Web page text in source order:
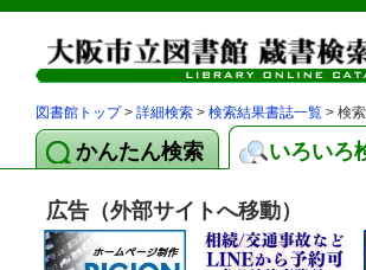
図書館トップ> 詳細検索 > 検索結果書誌一覧 > 検
かんたん検索 いろいろ
広告（外部サイトへ移動）